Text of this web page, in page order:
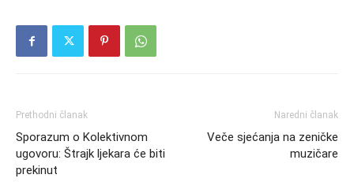
Prethodni članak
Sporazum o Kolektivnom
ugovoru: Štrajk ljekara će biti
prekinut
Naredni članak
Veče sjećanja na zeničke
muzičare